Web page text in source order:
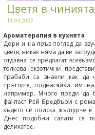
Цветя в чинията
11.04.2022
Ароматерапия в кухнята
Дори и на пръв поглед да
цветя, никак няма да ви
отдавна се предлагат
толкова екзотични
прабаби са знаели как да
пръстите, поднасяйки им
например. Много преди да
фантаст Рей Бредбъри с
където си поиска жълтурче е
Днес подобни салати се
деликатес.